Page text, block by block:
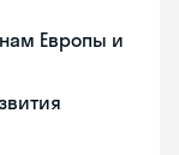
Европы и